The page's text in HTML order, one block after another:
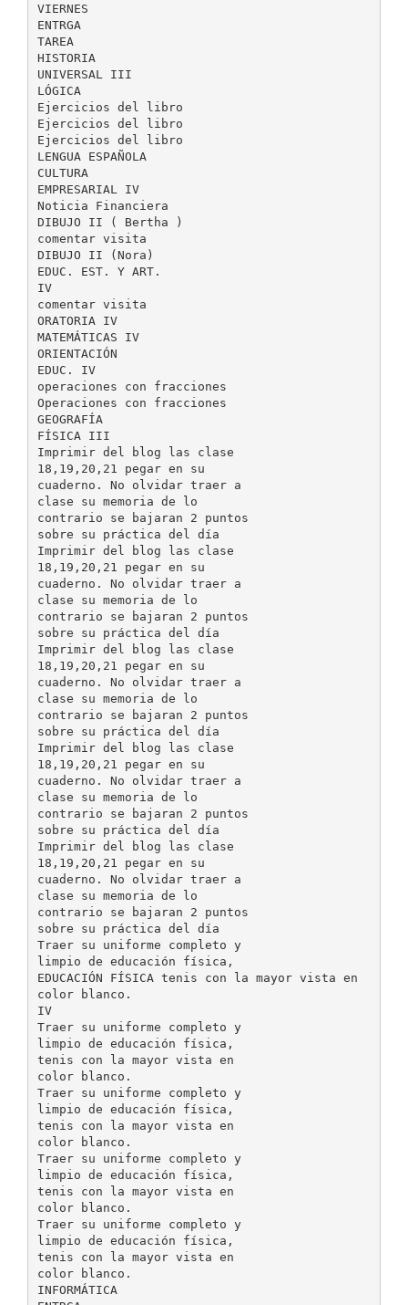
VIERNES
ENTRGA
TAREA
HISTORIA
UNIVERSAL III
LÓGICA
Ejercicios del libro
Ejercicios del libro
Ejercicios del libro
LENGUA ESPAÑOLA
CULTURA
EMPRESARIAL IV
Noticia Financiera
DIBUJO II ( Bertha )
comentar visita
DIBUJO II (Nora)
EDUC. EST. Y ART.
IV
comentar visita
ORATORIA IV
MATEMÁTICAS IV
ORIENTACIÓN
EDUC. IV
operaciones con fracciones
Operaciones con fracciones
GEOGRAFÍA
FÍSICA III
Imprimir del blog las clase
18,19,20,21 pegar en su
cuaderno. No olvidar traer a
clase su memoria de lo
contrario se bajaran 2 puntos
sobre su práctica del día
Imprimir del blog las clase
18,19,20,21 pegar en su
cuaderno. No olvidar traer a
clase su memoria de lo
contrario se bajaran 2 puntos
sobre su práctica del día
Imprimir del blog las clase
18,19,20,21 pegar en su
cuaderno. No olvidar traer a
clase su memoria de lo
contrario se bajaran 2 puntos
sobre su práctica del día
Imprimir del blog las clase
18,19,20,21 pegar en su
cuaderno. No olvidar traer a
clase su memoria de lo
contrario se bajaran 2 puntos
sobre su práctica del día
Imprimir del blog las clase
18,19,20,21 pegar en su
cuaderno. No olvidar traer a
clase su memoria de lo
contrario se bajaran 2 puntos
sobre su práctica del día
Traer su uniforme completo y
limpio de educación física,
EDUCACIÓN FÍSICA tenis con la mayor vista en
color blanco.
IV
Traer su uniforme completo y
limpio de educación física,
tenis con la mayor vista en
color blanco.
Traer su uniforme completo y
limpio de educación física,
tenis con la mayor vista en
color blanco.
Traer su uniforme completo y
limpio de educación física,
tenis con la mayor vista en
color blanco.
Traer su uniforme completo y
limpio de educación física,
tenis con la mayor vista en
color blanco.
INFORMÁTICA